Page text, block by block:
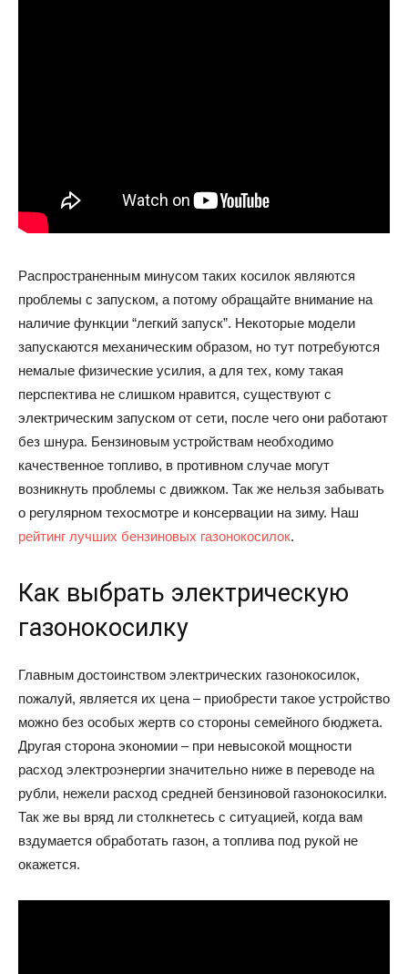
Распространенным минусом таких косилок являются
проблемы с запуском, а потому обращайте внимание на
наличие функции “легкий запуск”. Некоторые модели
запускаются механическим образом, но тут потребуются
немалые физические усилия, а для тех, кому такая
перспектива не слишком нравится, существуют с
электрическим запуском от сети, после чего они работают
без шнура. Бензиновым устройствам необходимо
качественное топливо, в противном случае могут
возникнуть проблемы с движком. Так же нельзя забывать
о регулярном техосмотре и консервации на зиму. Наш
рейтинг лучших бензиновых газонокосилок.
Как выбрать электрическую
газонокосилку
Главным достоинством электрических газонокосилок,
пожалуй, является их цена – приобрести такое устройство
можно без особых жертв со стороны семейного бюджета.
Другая сторона экономии – при невысокой мощности
расход электроэнергии значительно ниже в переводе на
рубли, нежели расход средней бензиновой газонокосилки.
Так же вы вряд ли столкнетесь с ситуацией, когда вам
вздумается обработать газон, а топлива под рукой не
окажется.